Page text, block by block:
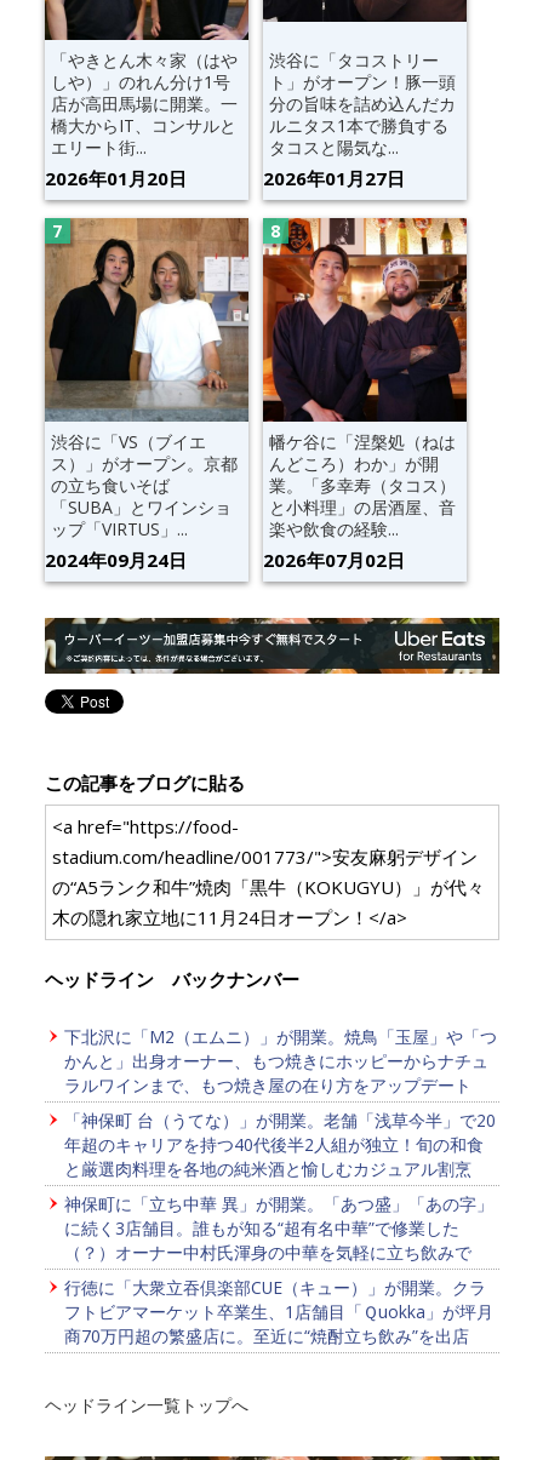
「やきとん木々家（はや
しや）」のれん分け1号
店が高田馬場に開業。一
橋大からIT、コンサルと
エリート街...
2026年01月20日
渋谷に「タコストリー
ト」がオープン！豚一頭
分の旨味を詰め込んだカ
ルニタス1本で勝負する
タコスと陽気な...
2026年01月27日
渋谷に「VS（ブイエ
ス）」がオープン。京都
の立ち食いそば
「SUBA」とワインショ
ップ「VIRTUS」...
2024年09月24日
幡ケ谷に「涅槃処（ねは
んどころ）わか」が開
業。「多幸寿（タコス）
と小料理」の居酒屋、音
楽や飲食の経験...
2026年07月02日
この記事をブログに貼る
<a href="https://food-
stadium.com/headline/001773/">安友麻躬デザイン
の“A5ランク和牛”焼肉「黒牛（KOKUGYU）」が代々
木の隠れ家立地に11月24日オープン！</a>
ヘッドライン バックナンバー
下北沢に「M2（エムニ）」が開業。焼鳥「玉屋」や「つ
かんと」出身オーナー、もつ焼きにホッピーからナチュ
ラルワインまで、もつ焼き屋の在り方をアップデート
「神保町 台（うてな）」が開業。老舗「浅草今半」で20
年超のキャリアを持つ40代後半2人組が独立！旬の和食
と厳選肉料理を各地の純米酒と愉しむカジュアル割烹
神保町に「立ち中華 異」が開業。「あつ盛」「あの字」
に続く3店舗目。誰もが知る“超有名中華”で修業した
（？）オーナー中村氏渾身の中華を気軽に立ち飲みで
行徳に「大衆立吞倶楽部CUE（キュー）」が開業。クラ
フトビアマーケット卒業生、1店舗目「Ｑuokka」が坪月
商70万円超の繁盛店に。至近に“焼酎立ち飲み”を出店
ヘッドライン一覧トップへ